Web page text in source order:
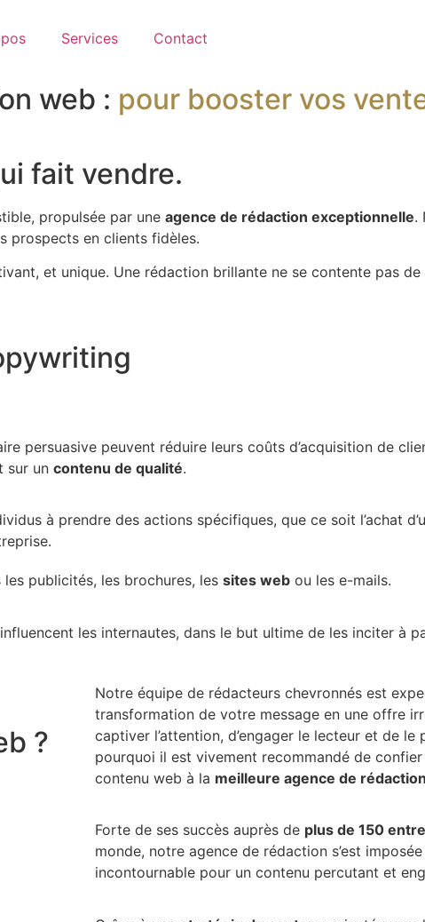
Services Contact
web : pour booster vos
fait vendre.
propulsée par une agence de rédaction exceptionnelle.
prospects en clients fidèles.
et unique. Une rédaction brillante ne se contente pas
persuasive peuvent réduire leurs coûts d’acquisition de
sur un contenu de qualité.
à prendre des actions spécifiques, que ce soit l’achat
publicités, les brochures, les sites web ou les e-mails.
les internautes, dans le but ultime de les inciter à
?
Notre équipe de rédacteurs chevronnés est
transformation de votre message en une offre
captiver l’attention, d’engager le lecteur et de le
pourquoi il est vivement recommandé de
contenu web à la meilleure agence de rédaction
Forte de ses succès auprès de plus de 150
monde, notre agence de rédaction s’est
incontournable pour un contenu percutant et